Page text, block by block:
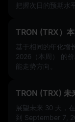
把握次日的预期水
TRON (TRX）
基于相同的年化增
2026（本周） 的价
能走势方向。
TRON (TRX) 未
展望未来 30 天，
到 September 7,